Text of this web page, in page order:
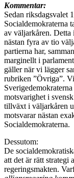
Kommentar:
Sedan riksdagsvalet
Socialdemokraterna
av väljarkåren. Detta
nästan fyra av tio
partierna har,
marginellt i
gäller när vi lägger
rubriken ”Övriga”.
motsvarighet i
tillväxt i väljarkåren
motsvarar nästan
Socialdemokraterna.
Dessutom:
De
att det är rätt strategi
regeringsmakten.